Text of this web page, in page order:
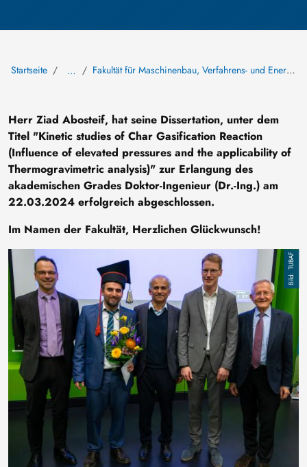
Startseite … Fakultät für Maschinenbau, Verfahrens- und Energietechnik
Herr Ziad Abosteif, hat seine Dissertation, unter dem
Titel "Kinetic studies of Char Gasification Reaction
(Influence of elevated pressures and the applicability of
Thermogravimetric analysis)" zur Erlangung des
akademischen Grades Doktor-Ingenieur (Dr.-Ing.) am
22.03.2024 erfolgreich abgeschlossen.
Im Namen der Fakultät, Herzlichen Glückwunsch!
Bild
TUBAF